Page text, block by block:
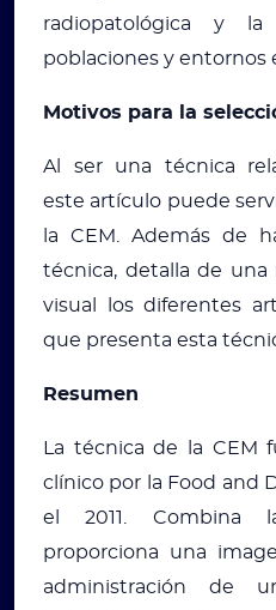
radiopatológica y
poblaciones y entornos
Motivos para la
Al ser una técnica
este artículo puede
la CEM. Además de
técnica, detalla de
visual los diferentes
que presenta esta
Resumen
La técnica de la CEM
clínico por la Food and
el 2011. Combina
proporciona una
administración de